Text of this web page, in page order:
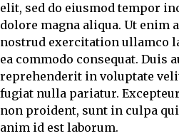
elit, sed do eiusmod tempor
dolore magna aliqua. Ut enim
nostrud exercitation ullamco
ea commodo consequat. Duis
reprehenderit in voluptate
fugiat nulla pariatur.
non proident, sunt in culpa
anim id est laborum.